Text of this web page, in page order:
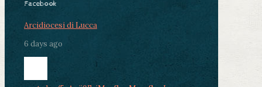
Facebook
Arcidiocesi di Lucca
6 days ago